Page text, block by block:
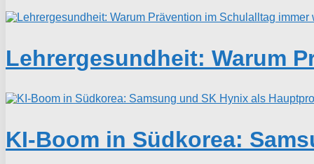
Lehrergesundheit: Warum
KI-Boom in Südkorea: